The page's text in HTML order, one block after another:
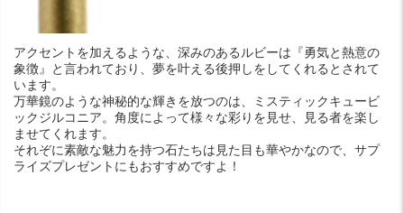
アクセントを加えるような、深みのあるルビーは『勇気と熱意の
象徴』と言われており、夢を叶える後押しをしてくれるとされて
います。
万華鏡のような神秘的な輝きを放つのは、ミスティックキュービ
ックジルコニア。角度によって様々な彩りを見せ、見る者を楽し
ませてくれます。
それぞに素敵な魅力を持つ石たちは見た目も華やかなので、サプ
ライズプレゼントにもおすすめですよ！